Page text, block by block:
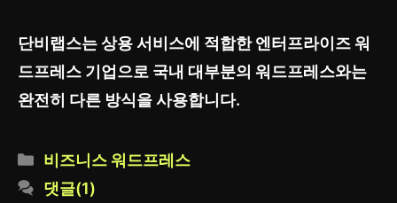
단비랩스는 상용 서비스에 적합한 엔터프라이즈 워
드프레스 기업으로 국내 대부분의 워드프레스와는
완전히 다른 방식을 사용합니다.
카
테
비즈니스 워드프레스
댓글(1)